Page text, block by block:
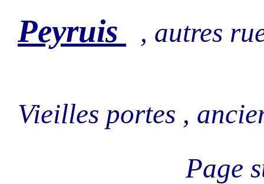
Peyruis , autres
Vieilles portes ,
Page